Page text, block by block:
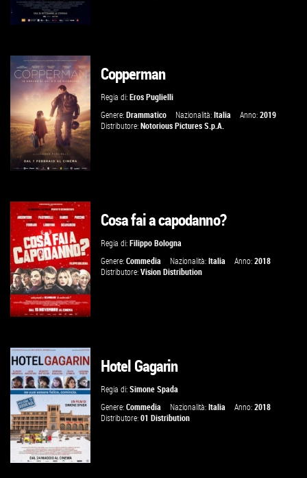
GUARDA IL TRAILER
VAI ALLA SCHEDA
GUARDA IL TRAILER
VAI ALLA SCHEDA
Copperman
Regia di:Eros Puglielli
Genere:Drammatico Nazionalità:Italia Anno:2019
Distributore:Notorious Pictures S.p.A.
GUARDA IL TRAILER
VAI ALLA SCHEDA
Cosa fai a capodanno?
Regia di:Filippo Bologna
Genere:Commedia Nazionalità:Italia Anno:2018
Distributore:Vision Distribution
Hotel Gagarin
Regia di:Simone Spada
Genere:Commedia Nazionalità:Italia Anno:2018
Distributore:01 Distribution